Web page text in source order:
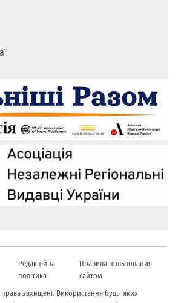
Редакційна
політика
Правила пользования
сайтом
права захищені. Використання будь-яких